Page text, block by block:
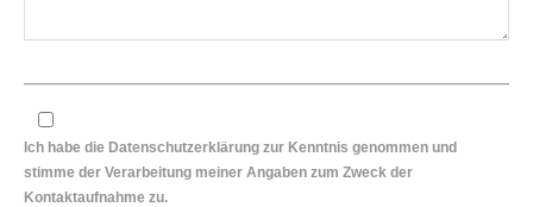
Ich habe die Datenschutzerklärung zur Kenntnis genommen und
stimme der Verarbeitung meiner Angaben zum Zweck der
Kontaktaufnahme zu.